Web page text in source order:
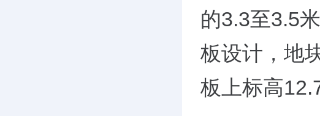
的3.3至3.5
板设计，地
板上标高